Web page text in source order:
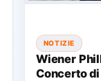
NOTIZIE
Wiener
Concerto